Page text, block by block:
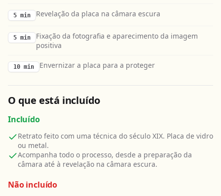
5 min Revelação da placa na câmara escura
5 min
Fixação da fotografia e aparecimento da imagem
positiva
10 min Envernizar a placa para a proteger
O que está incluído
Incluído
Retrato feito com uma técnica do século XIX. Placa de vidro
ou metal.
Acompanha todo o processo, desde a preparação da
câmara até à revelação na câmara escura.
Não incluído